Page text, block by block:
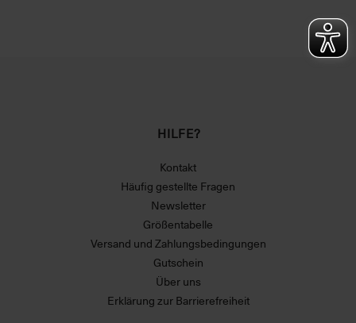
HILFE?
Kontakt
Häufig gestellte Fragen
Newsletter
Größentabelle
Versand und Zahlungsbedingungen
Gutschein
Über uns
Erklärung zur Barrierefreiheit